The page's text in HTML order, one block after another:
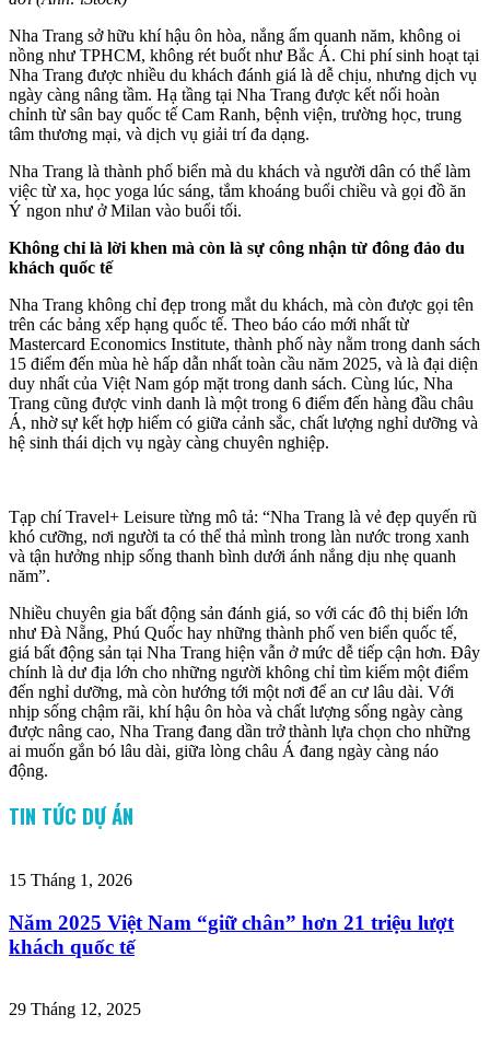
Nha Trang sở hữu khí hậu ôn hòa, nắng ấm quanh năm, không oi
nồng như TPHCM, không rét buốt như Bắc Á. Chi phí sinh hoạt tại
Nha Trang được nhiều du khách đánh giá là dễ chịu, nhưng dịch vụ
ngày càng nâng tầm. Hạ tầng tại Nha Trang được kết nối hoàn
chỉnh từ sân bay quốc tế Cam Ranh, bệnh viện, trường học, trung
tâm thương mại, và dịch vụ giải trí đa dạng.
Nha Trang là thành phố biển mà du khách và người dân có thể làm
việc từ xa, học yoga lúc sáng, tắm khoáng buổi chiều và gọi đồ ăn
Ý ngon như ở Milan vào buổi tối.
Không chỉ là lời khen mà còn là sự công nhận từ đông đảo du
khách quốc tế
Nha Trang không chỉ đẹp trong mắt du khách, mà còn được gọi tên
trên các bảng xếp hạng quốc tế. Theo báo cáo mới nhất từ
Mastercard Economics Institute, thành phố này nằm trong danh sách
15 điểm đến mùa hè hấp dẫn nhất toàn cầu năm 2025, và là đại diện
duy nhất của Việt Nam góp mặt trong danh sách. Cùng lúc, Nha
Trang cũng được vinh danh là một trong 6 điểm đến hàng đầu châu
Á, nhờ sự kết hợp hiếm có giữa cảnh sắc, chất lượng nghỉ dưỡng và
hệ sinh thái dịch vụ ngày càng chuyên nghiệp.
Tạp chí Travel+ Leisure từng mô tả: “Nha Trang là vẻ đẹp quyến rũ
khó cưỡng, nơi người ta có thể thả mình trong làn nước trong xanh
và tận hưởng nhịp sống thanh bình dưới ánh nắng dịu nhẹ quanh
năm”.
Nhiều chuyên gia bất động sản đánh giá, so với các đô thị biển lớn
như Đà Nẵng, Phú Quốc hay những thành phố ven biển quốc tế,
giá bất động sản tại Nha Trang hiện vẫn ở mức dễ tiếp cận hơn. Đây
chính là dư địa lớn cho những người không chỉ tìm kiếm một điểm
đến nghỉ dưỡng, mà còn hướng tới một nơi để an cư lâu dài. Với
nhịp sống chậm rãi, khí hậu ôn hòa và chất lượng sống ngày càng
được nâng cao, Nha Trang đang dần trở thành lựa chọn cho những
ai muốn gắn bó lâu dài, giữa lòng châu Á đang ngày càng náo
động.
TIN TỨC DỰ ÁN
15 Tháng 1, 2026
Năm 2025 Việt Nam “giữ chân” hơn 21 triệu lượt
khách quốc tế
29 Tháng 12, 2025